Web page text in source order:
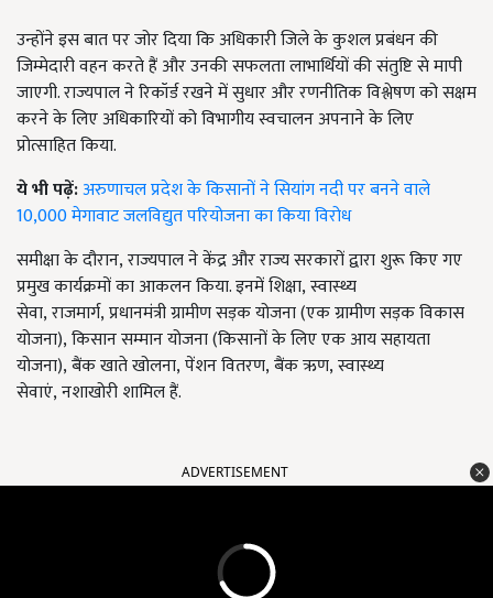
उन्होंने इस बात पर जोर दिया कि अधिकारी जिले के कुशल प्रबंधन की
जिम्मेदारी वहन करते हैं और उनकी सफलता लाभार्थियों की संतुष्टि से मापी
जाएगी. राज्यपाल ने रिकॉर्ड रखने में सुधार और रणनीतिक विश्लेषण को सक्षम
करने के लिए अधिकारियों को विभागीय स्वचालन अपनाने के लिए
प्रोत्साहित किया.
ये भी पढ़ें:अरुणाचल प्रदेश के किसानों ने सियांग नदी पर बनने वाले
10,000 मेगावाट जलविद्युत परियोजना का किया विरोध
समीक्षा के दौरान,राज्यपाल ने केंद्र और राज्य सरकारों द्वारा शुरू किए गए
प्रमुख कार्यक्रमों का आकलन किया. इनमें शिक्षा,स्वास्थ्य
सेवा,राजमार्ग,प्रधानमंत्री ग्रामीण सड़क योजना (एक ग्रामीण सड़क विकास
योजना),किसान सम्मान योजना (किसानों के लिए एक आय सहायता
योजना),बैंक खाते खोलना,पेंशन वितरण,बैंक ऋण,स्वास्थ्य
सेवाएं,नशाखोरी शामिल हैं.
ADVERTISEMENT